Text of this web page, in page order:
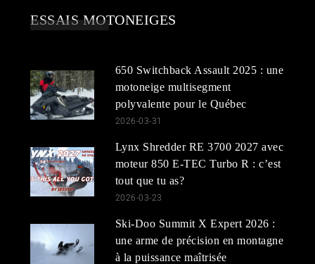
ESSAIS MOTONEIGES
650 Switchback Assault 2025 : une
motoneige multisegment
polyvalente pour le Québec
2026-03-31
Lynx Shredder RE 3700 2027 avec
moteur 850 E-TEC Turbo R : c’est
tout que tu as?
2026-03-23
Ski-Doo Summit X Expert 2026 :
une arme de précision en montagne
à la puissance maîtrisée